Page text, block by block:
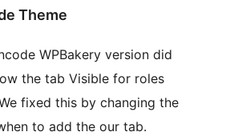
Theme
WPBakery version did
the tab Visible for roles
fixed this by changing the
to add the our tab.